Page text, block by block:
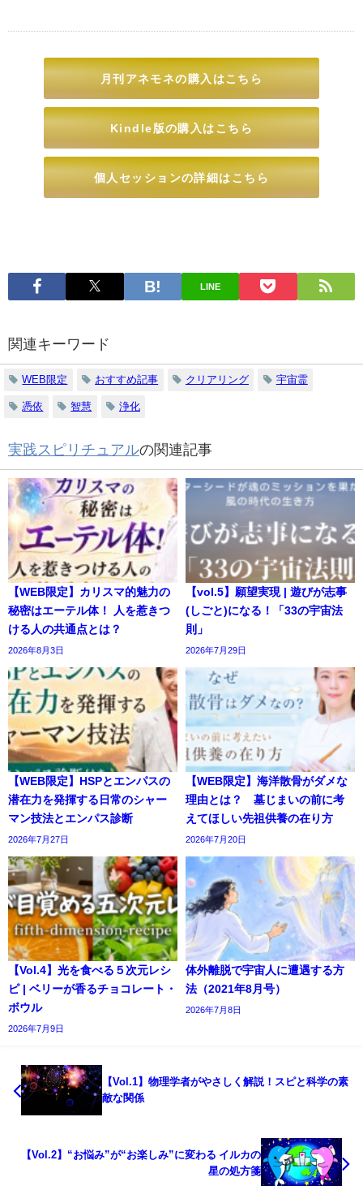
月刊アネモネの購入はこちら
Kindle版の購入はこちら
個人セッションの詳細はこちら
LINE
関連キーワード
WEB限定 おすすめ記事 クリアリング 宇宙霊
憑依 智慧 浄化
実践スピリチュアルの関連記事
【WEB限定】カリスマ的魅力の
秘密はエーテル体！ 人を惹きつ
ける人の共通点とは？
2026年8月3日
【vol.5】願望実現 | 遊びが志事
(しごと)になる！「33の宇宙法
則」
2026年7月29日
【WEB限定】HSPとエンパスの
潜在力を発揮する日常のシャー
マン技法とエンパス診断
2026年7月27日
【WEB限定】海洋散骨がダメな
理由とは？ 墓じまいの前に考
えてほしい先祖供養の在り方
2026年7月20日
【Vol.4】光を食べる５次元レシ
ピ | ベリーが香るチョコレート・
ボウル
2026年7月9日
体外離脱で宇宙人に遭遇する方
法（2021年8月号）
2026年7月8日
【Vol.1】物理学者がやさしく解説！スピと科学の素
敵な関係
【Vol.2】“お悩み”が“お楽しみ”に変わる イルカの
星の処方箋